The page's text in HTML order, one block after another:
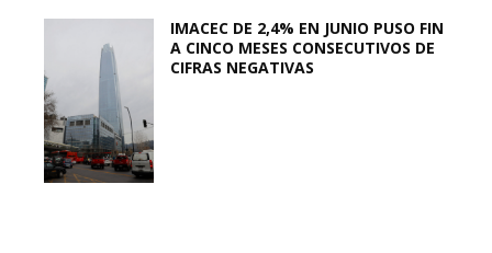
IMACEC DE 2,4% EN JUNIO PUSO FIN
A CINCO MESES CONSECUTIVOS DE
CIFRAS NEGATIVAS